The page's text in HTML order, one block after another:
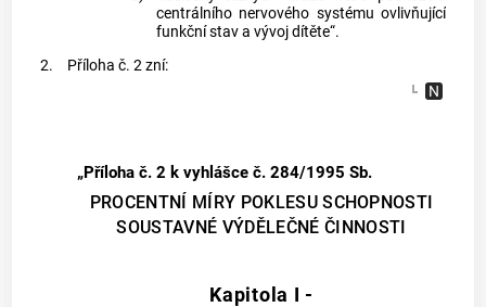
centrálního nervového systému ovlivňující
funkční stav a vývoj dítěte“.
2.
Příloha č. 2 zní:
„Příloha č. 2 k vyhlášce č. 284/1995 Sb.
PROCENTNÍ MÍRY POKLESU SCHOPNOSTI
SOUSTAVNÉ VÝDĚLEČNÉ ČINNOSTI
Kapitola I -